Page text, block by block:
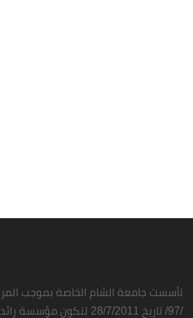
تأسست جامعة الشام الخاصة بموجب
/97/ تاريخ 28/7/2011 لتكون مؤسسة رائدة في التعليم العالي.